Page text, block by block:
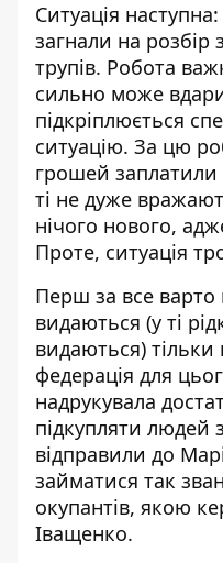
Ситуація
загнали на розбір
трупів. Робота
сильно може
підкріплюється
ситуацію. За цю
грошей
ті не дуже
нічого нового,
Проте, ситуація
Перш за все варто
видаються (у ті
видаються)
федерація для
надрукувала
підкупляти людей
відправили до
займатися так
окупантів, якою
Іващенко.